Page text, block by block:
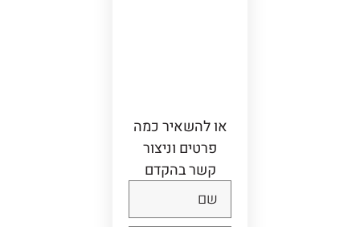
או להשאיר כמה
פרטים וניצור
קשר בהקדם